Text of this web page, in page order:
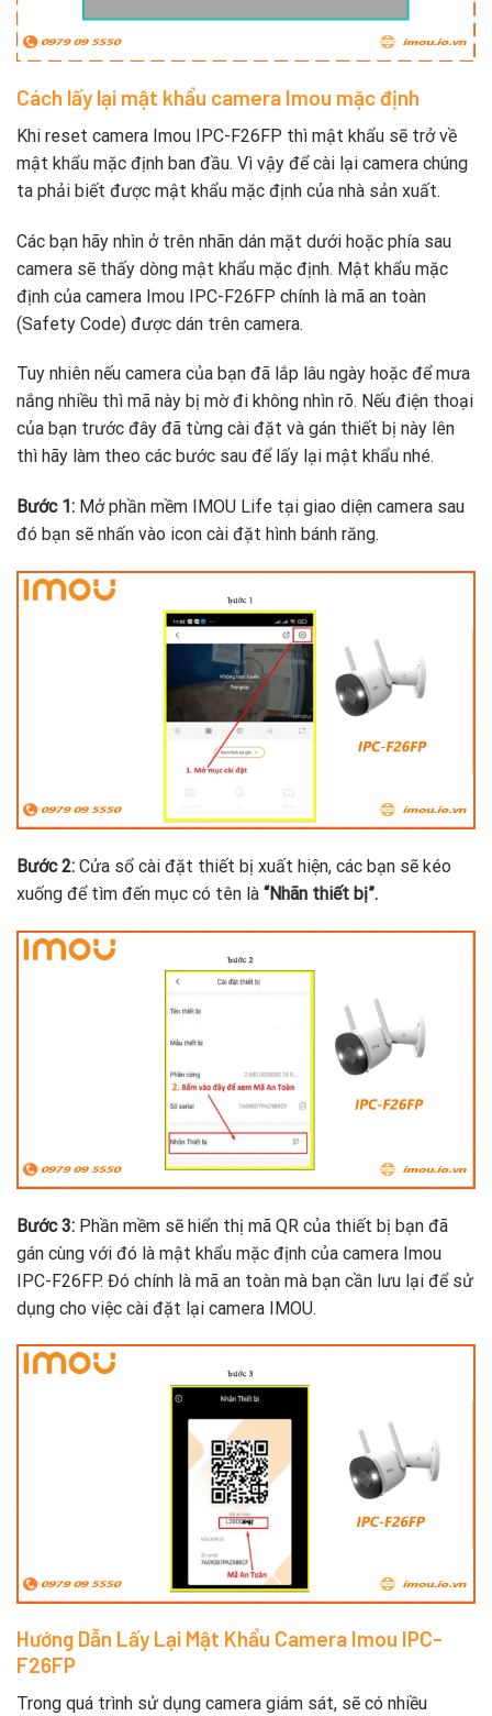
Cách lấy lại mật khẩu camera Imou mặc định
Khi reset camera Imou IPC-F26FP thì mật khẩu sẽ trở về
mật khẩu mặc định ban đầu. Vì vậy để cài lại camera chúng
ta phải biết được mật khẩu mặc định của nhà sản xuất.
Các bạn hãy nhìn ở trên nhãn dán mặt dưới hoặc phía sau
camera sẽ thấy dòng mật khẩu mặc định. Mật khẩu mặc
định của camera Imou IPC-F26FP chính là mã an toàn
(Safety Code) được dán trên camera.
Tuy nhiên nếu camera của bạn đã lắp lâu ngày hoặc để mưa
nắng nhiều thì mã này bị mờ đi không nhìn rõ. Nếu điện thoại
của bạn trước đây đã từng cài đặt và gán thiết bị này lên
thì hãy làm theo các bước sau để lấy lại mật khẩu nhé.
Bước 1: Mở phần mềm IMOU Life tại giao diện camera sau
đó bạn sẽ nhấn vào icon cài đặt hình bánh răng.
Bước 2: Cửa sổ cài đặt thiết bị xuất hiện, các bạn sẽ kéo
xuống để tìm đến mục có tên là “Nhãn thiết bị”.
Bước 3: Phần mềm sẽ hiển thị mã QR của thiết bị bạn đã
gán cùng với đó là mật khẩu mặc định của camera Imou
IPC-F26FP. Đó chính là mã an toàn mà bạn cần lưu lại để sử
dụng cho việc cài đặt lại camera IMOU.
Hướng Dẫn Lấy Lại Mật Khẩu Camera Imou IPC-
F26FP
Trong quá trình sử dụng camera giám sát, sẽ có nhiều